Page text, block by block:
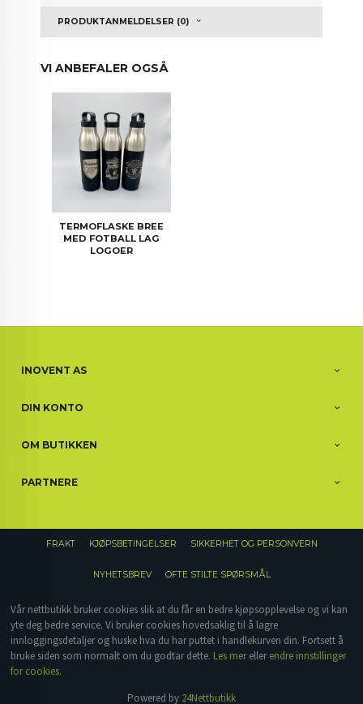
PRODUKTANMELDELSER (0)
VI ANBEFALER OGSÅ
TERMOFLASKE BREE
MED FOTBALL LAG
LOGOER
INOVENT AS
DIN KONTO
OM BUTIKKEN
PARTNERE
FRAKT KJØPSBETINGELSER SIKKERHET OG PERSONVERN
NYHETSBREV OFTE STILTE SPØRSMÅL
Vår nettbutikk bruker cookies slik at du får en bedre kjøpsopplevelse og vi kan
yte deg bedre service. Vi bruker cookies hovedsaklig til å lagre
innloggingsdetaljer og huske hva du har puttet i handlekurven din. Fortsett å
bruke siden som normalt om du godtar dette. Les merellerendre innstillinger
for cookies.
Powered by 24Nettbutikk